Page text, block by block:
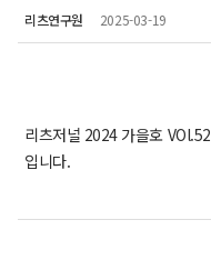
리츠연구원 2025-03-19
리츠저널 2024 가을호 VOl.52
입니다.